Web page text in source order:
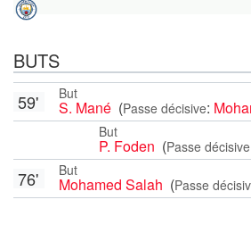
BUTS
But
S. Mané (Passe décisive:
59'
But
P. Foden (Passe
But
Mohamed Salah (Passe
76'